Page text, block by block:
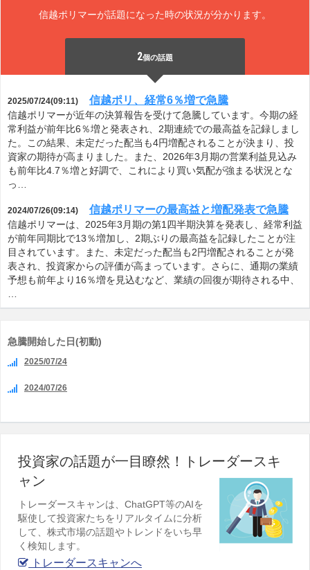
信越ポリマーが話題になった時の状況が分かります。
2個の話題
2025/07/24(09:11) 信越ポリ、経常6％増で急騰
信越ポリマーが近年の決算報告を受けて急騰しています。今期の経
常利益が前年比6％増と発表され、2期連続での最高益を記録しまし
た。この結果、未定だった配当も4円増配されることが決まり、投
資家の期待が高まりました。また、2026年3月期の営業利益見込み
も前年比4.7％増と好調で、これにより買い気配が強まる状況とな
っ…
2024/07/26(09:14) 信越ポリマーの最高益と増配発表で急騰
信越ポリマーは、2025年3月期の第1四半期決算を発表し、経常利益
が前年同期比で13％増加し、2期ぶりの最高益を記録したことが注
目されています。また、未定だった配当も2円増配されることが発
表され、投資家からの評価が高まっています。さらに、通期の業績
予想も前年より16％増を見込むなど、業績の回復が期待される中、
…
急騰開始した日(初動)
2025/07/24
2024/07/26
投資家の話題が一目瞭然！トレーダースキ
ャン
トレーダースキャンは、ChatGPT等のAIを
駆使して投資家たちをリアルタイムに分析
して、株式市場の話題やトレンドをいち早
く検知します。
トレーダースキャンへ